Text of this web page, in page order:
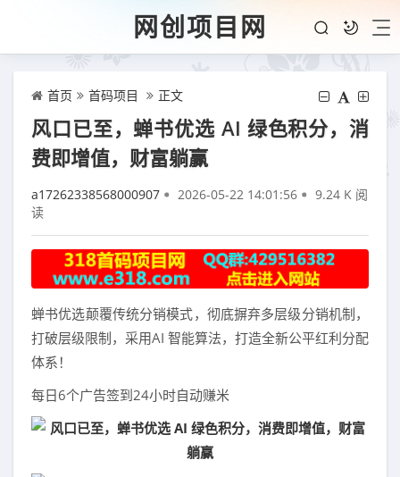
网创项目网
首页 首码项目 正文
风口已至，蝉书优选 AI 绿色积分，消
费即增值，财富躺赢
a17262338568000907 2026-05-22 14:01:56
9.24 K 阅
读
蝉书优选颠覆传统分销模式，彻底摒弃多层级分销机制，
打破层级限制，采用AI 智能算法，打造全新公平红利分配
体系！
每日6个广告签到24小时自动赚米